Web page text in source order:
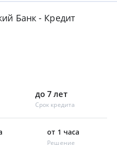
Банк - Кредит
до 7 лет
Срок кредита
от 1 часа
Решение